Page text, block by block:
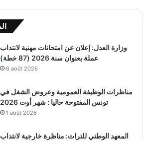
وزارة العدل: إعلان عن امتحانات مهنية لانتداب
عملة بعنوان سنة 2026 (87 خطة)
6 août 2026
مناظرات الوظيفة العمومية وعروض الشغل في
تونس المفتوحة حاليا : شهر أوت 2026
1 août 2026
المعهد الوطني للتراث: مناظرة خارجية لانتداب